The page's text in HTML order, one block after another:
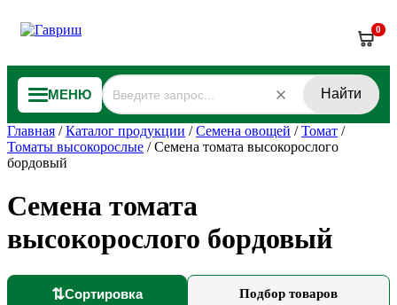
0
МЕНЮ Найти
Главная /Каталог продукции /Семена овощей /Томат /
Томаты высокорослые /Семена томата высокорослого
бордовый
Семена томата
высокорослого бордовый
⇅Сортировка Подбор товаров